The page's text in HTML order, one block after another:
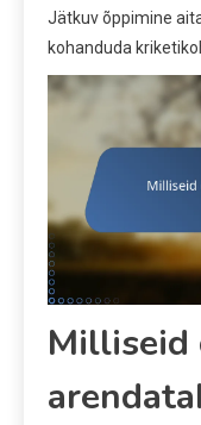
Jätkuv õppimine
kohanduda
Milliseid